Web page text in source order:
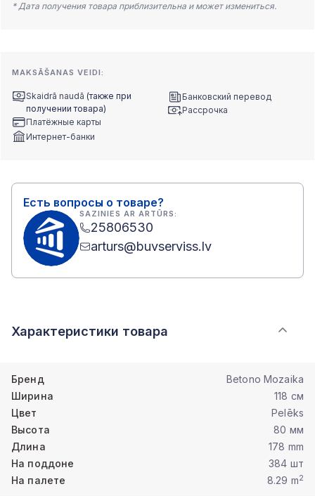
* Дата получения товара приблизительна и может измениться.
MAKSĀŠANAS VEIDI:
Skaidrā naudā (также при
получении товара)
Платёжные карты
Интернет-банки
Банковский перевод
Рассрочка
Есть вопросы о товаре?
SAZINIES AR ARTŪRS:
25806530
arturs@buvserviss.lv
Характеристики товара
Бренд
Betono Mozaika
Ширина
118 см
Цвет
Pelēks
Высота
80 мм
Длина
178 mm
На поддоне
384 шт
На палете
8.29 m2